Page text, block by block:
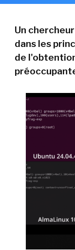
Un
dans les
de